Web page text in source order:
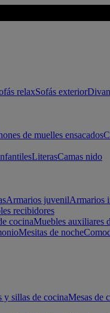
relaxSofás exterior
de muelles ensacados
LiterasCamas nido
Armarios juvenilArmarios
recibidores
cocinaMuebles auxiliares
Mesitas de noche
y sillas de cocinaMesas de